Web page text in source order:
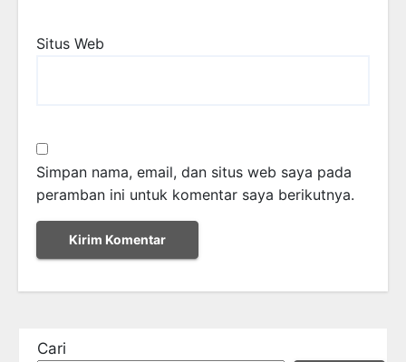
Situs Web
Simpan nama, email, dan situs web saya pada
peramban ini untuk komentar saya berikutnya.
Cari